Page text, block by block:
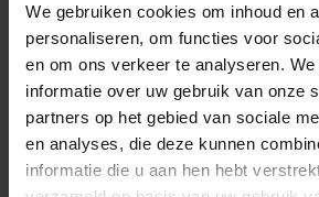
We gebruiken cookies om inhoud en
personaliseren, om functies voor
en om ons verkeer te analyseren. We
informatie over uw gebruik van onze
partners op het gebied van sociale
en analyses, die deze kunnen
informatie die u aan hen hebt
"Het is onze overtuiging dat als mensen
laten zien, je ze juist bij je moet houden
duwen."